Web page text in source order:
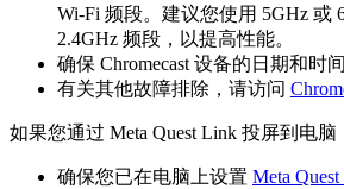
Wi-Fi 频段。建议您使用 5GHz 或
2.4GHz 频段，以提高性能。
确保 Chromecast 设备的日期和时
有关其他故障排除，请访问
如果您通过 Meta Quest Link 投屏到电脑
确保您已在电脑上设置 Meta